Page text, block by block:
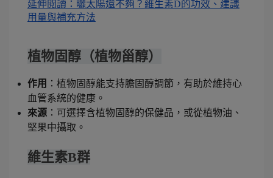
延伸閱讀：曬太陽還不夠？維生素D的功效、建議
用量與補充方法
植物固醇（植物甾醇）
作用 ：植物固醇能支持膽固醇調節，有助於維持心
血管系統的健康。
來源 ：可選擇含植物固醇的保健品，或從植物油、
堅果中攝取。
維生素B群